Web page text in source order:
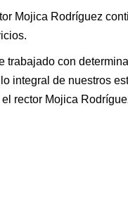
Mojica Rodríguez
trabajado con
integral de nuestros
rector Mojica